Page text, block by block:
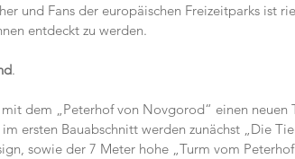
und Fans der europäischen Freizeitparks ist
entdeckt zu werden.
.
dem „Peterhof von Novgorod“ einen neuen
ersten Bauabschnitt werden zunächst „Die
sowie der 7 Meter hohe „Turm vom